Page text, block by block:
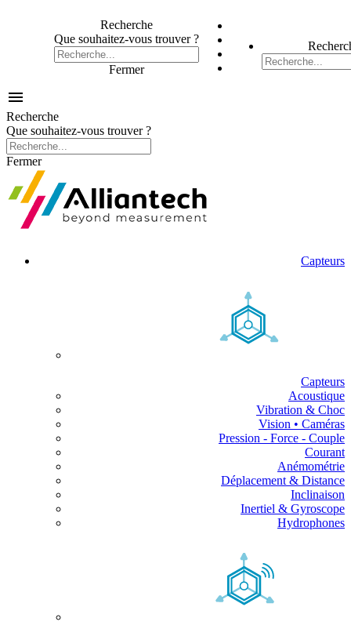
Recherche
Que souhaitez-vous trouver ?
Fermer

Recherche
Que souhaitez-vous trouver ?
Fermer
Capteurs
Capteurs
Acoustique
Vibration & Choc
Vision • Caméras
Pression - Force - Couple
Courant
Anémométrie
Déplacement & Distance
Inclinaison
Inertiel & Gyroscope
Hydrophones